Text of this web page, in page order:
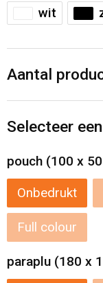
Vrije tijd en
Sporttassen
Strandtassen
Tablettassen
Toilettassen
Trolleys
Draagtassen
Fietstassen
wit
Aantal
Selecteer
pouch (100 x
Onbedrukt
Full colour
paraplu (180 x